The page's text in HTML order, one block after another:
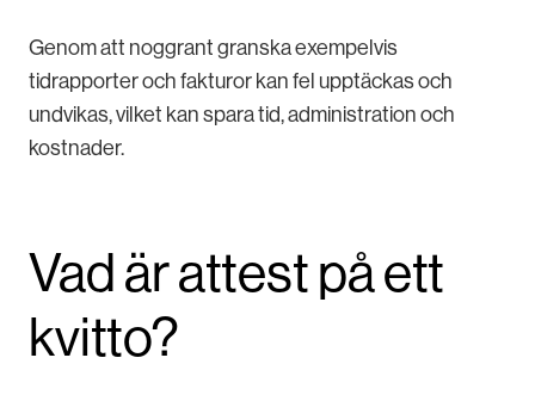
Genom att noggrant granska exempelvis
tidrapporter och fakturor kan fel upptäckas och
undvikas, vilket kan spara tid, administration och
kostnader.
Vad är attest på ett
kvitto?